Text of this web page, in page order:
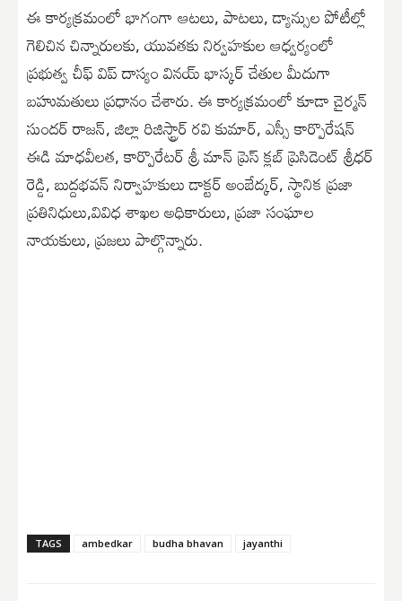
ఈ కార్యక్రమంలో భాగంగా ఆటలు, పాటలు, డ్యాన్సుల పోటీల్లో
గెలిచిన చిన్నారులకు, యువతకు నిర్వహకుల ఆధ్వర్యంలో
ప్రభుత్వ చీఫ్ విప్ దాస్యం వినయ్ భాస్కర్ చేతుల మీదుగా
బహుమతులు ప్రధానం చేశారు. ఈ కార్యక్రమంలో కూడా చైర్మన్
సుందర్ రాజన్, జిల్లా రిజిస్ట్రార్ రవి కుమార్, ఎస్సీ కార్పొరేషన్
ఈడి మాధవీలత, కార్పొరేటర్ శ్రీ మాన్ ప్రెస్ క్లబ్ ప్రెసిడెంట్ శ్రీధర్
రెడ్డి, బుద్దభవన్ నిర్వాహకులు డాక్టర్ అంబేద్కర్, స్థానిక ప్రజా
ప్రతినిధులు,వివిధ శాఖల అధికారులు, ప్రజా సంఘాల
నాయకులు, ప్రజలు పాల్గొన్నారు.
TAGS ambedkar budha bhavan jayanthi